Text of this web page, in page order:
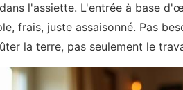
l'assiette. L'entrée à base
frais, juste assaisonné. Pas
la terre, pas seulement le